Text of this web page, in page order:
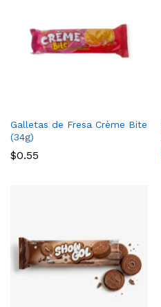
Galletas de Fresa Crème Bite
(34g)
$0.55